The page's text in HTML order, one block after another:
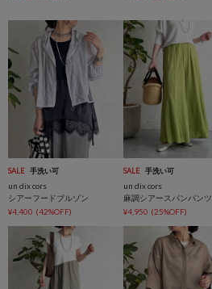
SALE 手洗い可
un dix cors
シアーフードブルゾン
¥4,400 (42%OFF)
SALE 手洗い可
un dix cors
麻調シアースパンパンツ
¥4,950 (25%OFF)